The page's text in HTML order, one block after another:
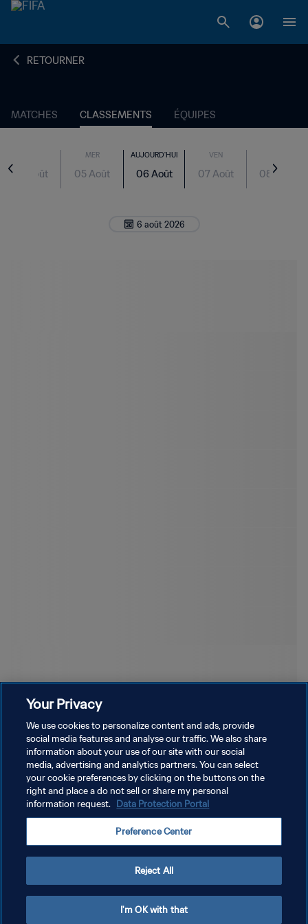
RETOURNER
MATCHES CLASSEMENTS ÉQUIPES
04 Août
MER
05 Août
AUJOURD'HUI
06 Août
VEN
07 Août 08 Août
6 août 2026
POLITIQUE DE CONFIDENTIALITÉ
CONDITIONS D'UTILISATION
GÉRER VOS PRÉFÉRENCES SUR LES COOKIES
Copyright © 1994 - 2026 FIFA. Tous droits réservés.
Your Privacy
We use cookies to personalize content and ads, provide
social media features and analyse our traffic. We also share
information about your use of our site with our social
media, advertising and analytics partners. You can select
your cookie preferences by clicking on the buttons on the
right and place a do not sell or share my personal
information request. Data Protection Portal
Preference Center
Reject All
I'm OK with that